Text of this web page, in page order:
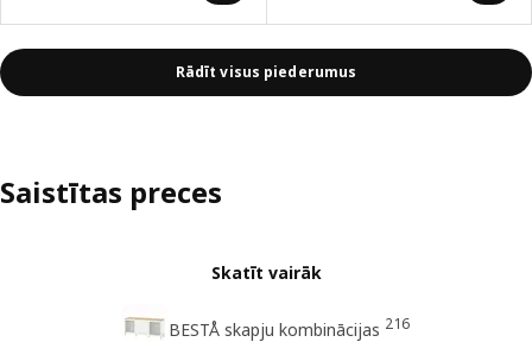
Rādīt visus piederumus
Saistītas preces
Skatīt vairāk
BESTÅ skapju kombinācijas 216